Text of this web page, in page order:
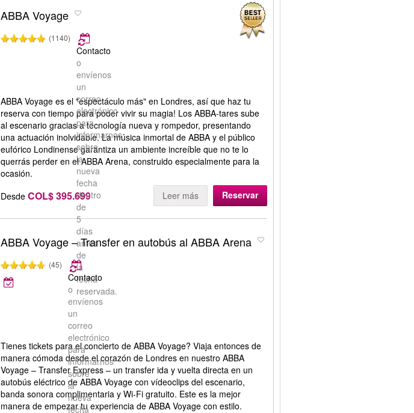
ABBA Voyage
(1140)
Contacto
o
envíenos
un
correo
electrónico
para
informarnos
sobre
la
nueva
fecha
dentro
de
5
días
antes
de
la
fecha
reservada.
ABBA Voyage es el "espectáculo más" en Londres, así que haz tu
reserva con tiempo para poder vivir su magia! Los ABBA-tares sube
al escenario gracias a tecnología nueva y rompedor, presentando
una actuación inolvidable. La música inmortal de ABBA y el público
eufórico Londinense garantiza un ambiente increíble que no te lo
querrás perder en el ABBA Arena, construido especialmente para la
ocasión.
Desde COL$ 395.699 Leer más Reservar
ABBA Voyage – Transfer en autobús al ABBA Arena
(45)
Contacto
o
envíenos
un
correo
electrónico
para
informarnos
sobre
la
nueva
fecha
Tienes tickets para el concierto de ABBA Voyage? Viaja entonces de
manera cómoda desde el corazón de Londres en nuestro ABBA
Voyage – Transfer Express – un transfer ida y vuelta directa en un
autobús eléctrico de ABBA Voyage con vídeoclips del escenario,
banda sonora complimentaria y Wi-Fi gratuito. Este es la mejor
manera de empezar tu experiencia de ABBA Voyage con estilo.